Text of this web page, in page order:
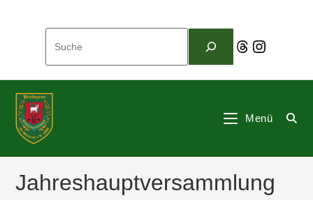
ThreadsInstagram
Menü
Jahreshauptversammlung